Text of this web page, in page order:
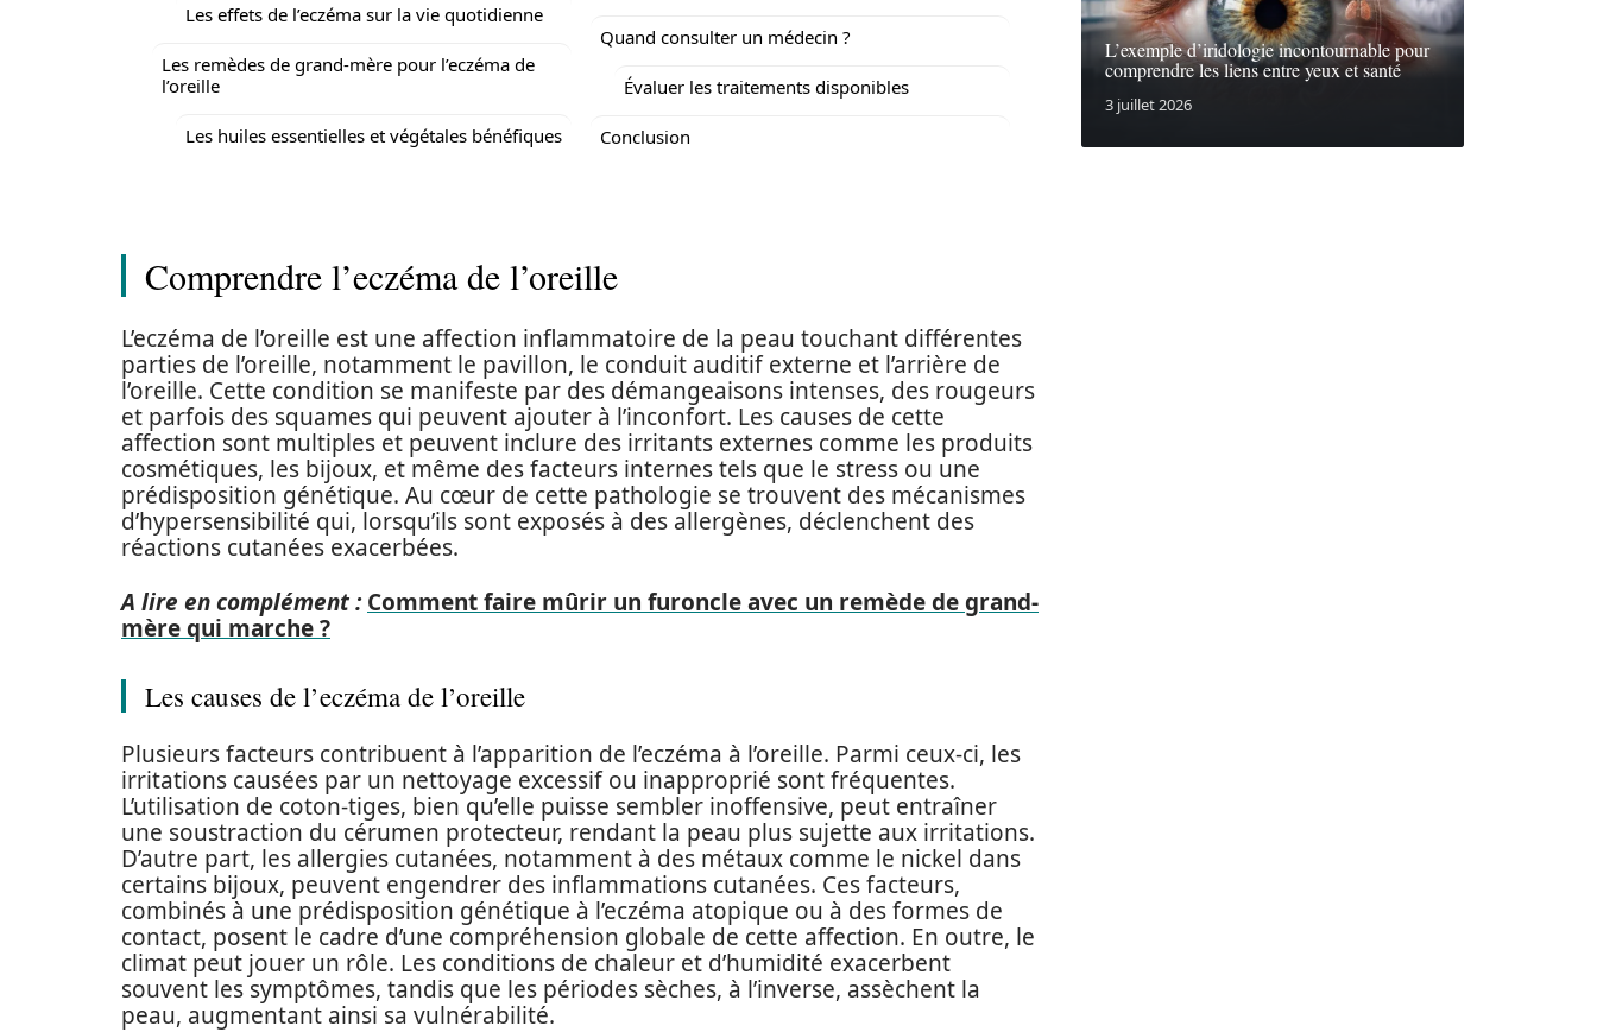
Les effets de l’eczéma sur la vie quotidienne
Les remèdes de grand-mère pour l’eczéma de
l’oreille
Les huiles essentielles et végétales bénéfiques
Quand consulter un médecin ?
Évaluer les traitements disponibles
Conclusion
Comprendre l’eczéma de l’oreille
L’eczéma de l’oreille est une affection inflammatoire de la peau touchant différentes
parties de l’oreille, notamment le pavillon, le conduit auditif externe et l’arrière de
l’oreille. Cette condition se manifeste par des démangeaisons intenses, des rougeurs
et parfois des squames qui peuvent ajouter à l’inconfort. Les causes de cette
affection sont multiples et peuvent inclure des irritants externes comme les produits
cosmétiques, les bijoux, et même des facteurs internes tels que le stress ou une
prédisposition génétique. Au cœur de cette pathologie se trouvent des mécanismes
d’hypersensibilité qui, lorsqu’ils sont exposés à des allergènes, déclenchent des
réactions cutanées exacerbées.
A lire en complément : Comment faire mûrir un furoncle avec un remède de grand-
mère qui marche ?
Les causes de l’eczéma de l’oreille
Plusieurs facteurs contribuent à l’apparition de l’eczéma à l’oreille. Parmi ceux-ci, les
irritations causées par un nettoyage excessif ou inapproprié sont fréquentes.
L’utilisation de coton-tiges, bien qu’elle puisse sembler inoffensive, peut entraîner
une soustraction du cérumen protecteur, rendant la peau plus sujette aux irritations.
D’autre part, les allergies cutanées, notamment à des métaux comme le nickel dans
certains bijoux, peuvent engendrer des inflammations cutanées. Ces facteurs,
combinés à une prédisposition génétique à l’eczéma atopique ou à des formes de
contact, posent le cadre d’une compréhension globale de cette affection. En outre, le
climat peut jouer un rôle. Les conditions de chaleur et d’humidité exacerbent
souvent les symptômes, tandis que les périodes sèches, à l’inverse, assèchent la
peau, augmentant ainsi sa vulnérabilité.
L’exemple d’iridologie incontournable pour
comprendre les liens entre yeux et santé
3 juillet 2026